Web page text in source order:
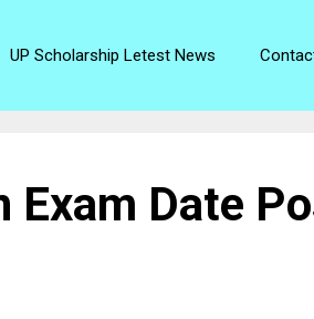
UP Scholarship Letest News
Exam Date